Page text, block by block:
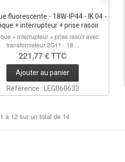
fluorescente - 18W-IP44 - IK 04 -
+ interrupteur + prise rasoir
+ interrupteur + prise rasoir avec
transformateur 2G11 - 18 ...
221,77 € TTC
Ajouter au panier
Référence : LEG060633
1 à 12 sur un total de 14